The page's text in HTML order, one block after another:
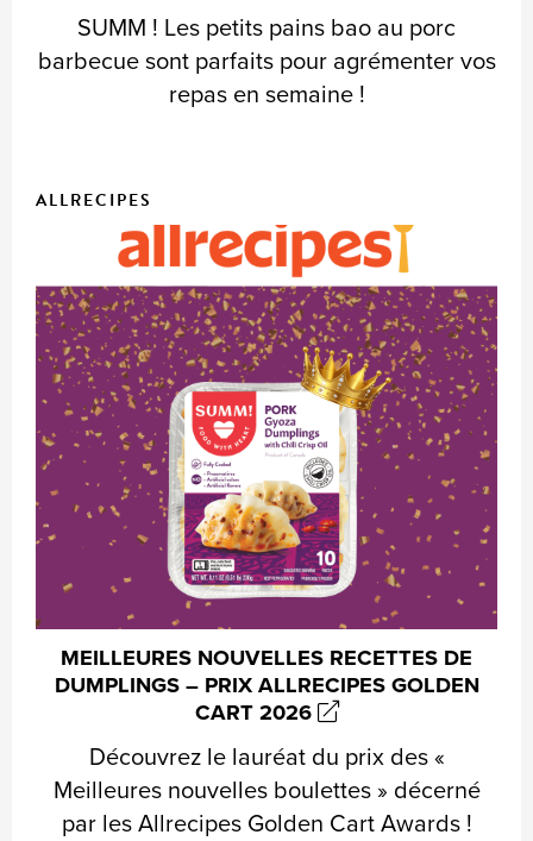
SUMM ! Les petits pains bao au porc
barbecue sont parfaits pour agrémenter vos
repas en semaine !
ALLRECIPES
MEILLEURES NOUVELLES RECETTES DE
DUMPLINGS – PRIX ALLRECIPES GOLDEN
CART 2026
Découvrez le lauréat du prix des «
Meilleures nouvelles boulettes » décerné
par les Allrecipes Golden Cart Awards !